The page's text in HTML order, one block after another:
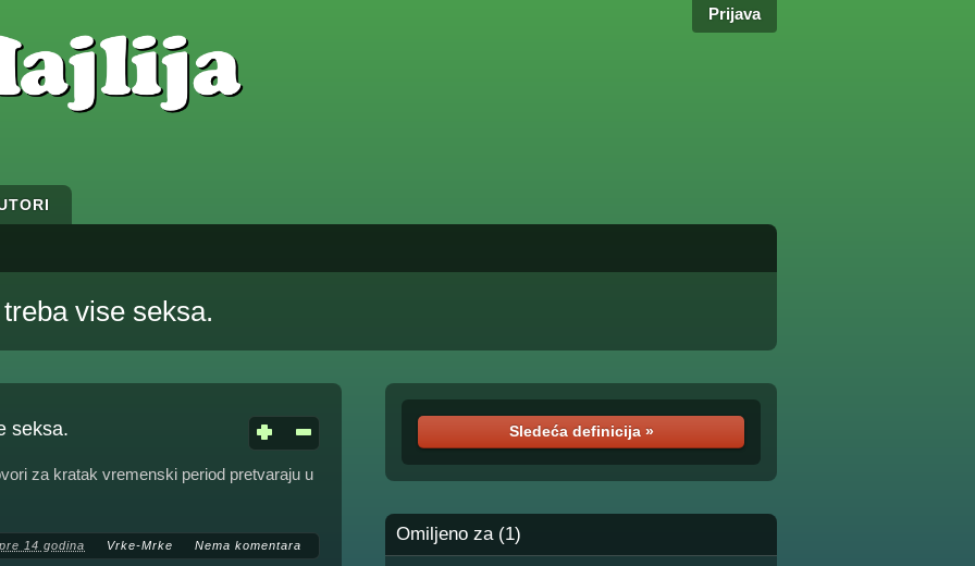
Prijava
vise seksa.
seksa.
za kratak vremenski period pretvaraju u
pre 14 godina Vrke-Mrke Nema komentara
Sledeća definicija »
Omiljeno za (1)